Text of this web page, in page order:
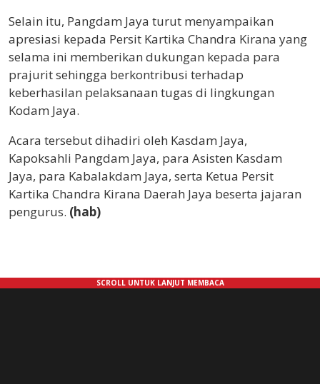
Selain itu, Pangdam Jaya turut menyampaikan
apresiasi kepada Persit Kartika Chandra Kirana yang
selama ini memberikan dukungan kepada para
prajurit sehingga berkontribusi terhadap
keberhasilan pelaksanaan tugas di lingkungan
Kodam Jaya.
Acara tersebut dihadiri oleh Kasdam Jaya,
Kapoksahli Pangdam Jaya, para Asisten Kasdam
Jaya, para Kabalakdam Jaya, serta Ketua Persit
Kartika Chandra Kirana Daerah Jaya beserta jajaran
pengurus. (hab)